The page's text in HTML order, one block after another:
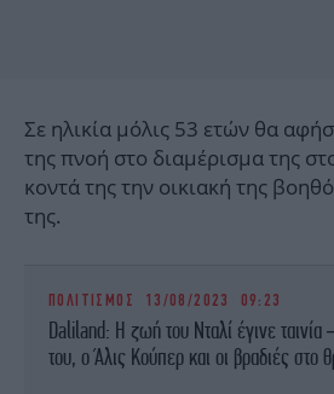
Σε ηλικία μόλις 53 ετών θα
της πνοή στο διαμέρισμα της
κοντά της την οικιακή της
της.
ΠΟΛΙΤΙΣΜΟΣ 13/08/2023 09:23
Daliland: Η ζωή του Νταλί έγινε
του, ο Άλις Κούπερ και οι βραδιές στο